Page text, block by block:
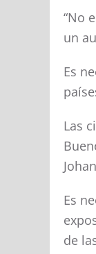
“No
un
Es
Las
Es
de